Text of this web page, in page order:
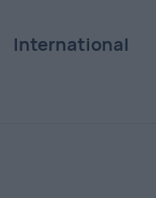
International